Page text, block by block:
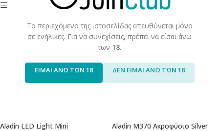
Το περιεχόμενο της ιστοσελίδας απευθύνεται μόνο
σε ενήλικες. Για να συνεχίσεις, πρέπει να είσαι άνω
των 18.
ΕΙΜΑΙ ΑΝΩ ΤΩΝ 18 ΔΕΝ ΕΙΜΑΙ ΑΝΩ ΤΩΝ 18
Aladin LED Light Mini Aladin M370 Ακροφύσιο Silver